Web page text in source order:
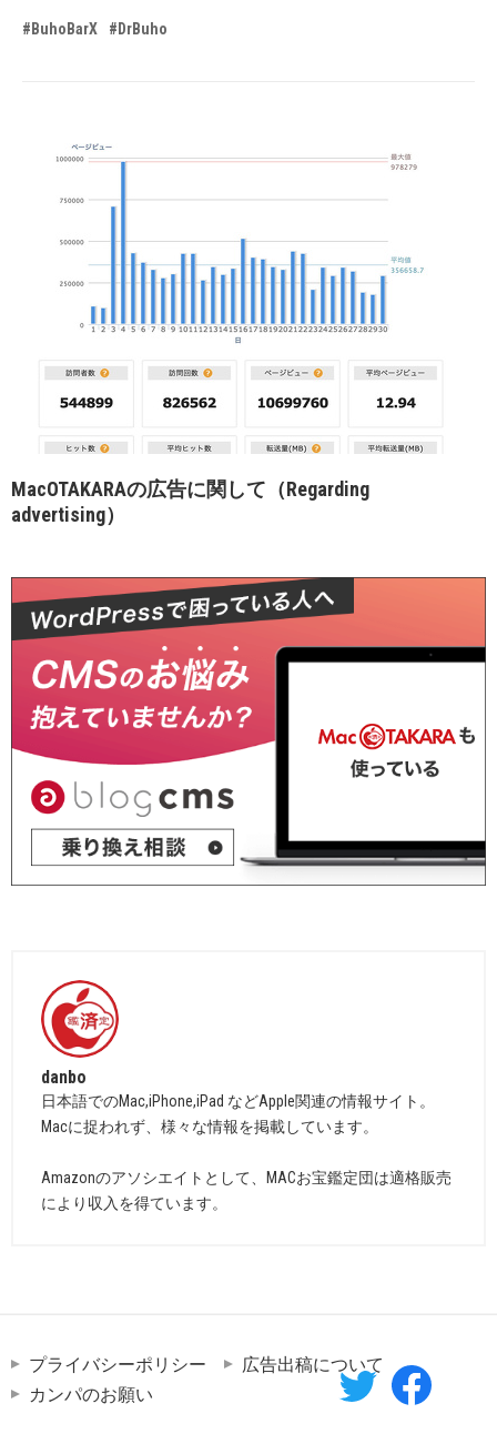
#BuhoBarX #DrBuho
MacOTAKARAの広告に関して（Regarding
advertising）
danbo
日本語でのMac,iPhone,iPad などApple関連の情報サイト。
Macに捉われず、様々な情報を掲載しています。
Amazonのアソシエイトとして、MACお宝鑑定団は適格販売
により収入を得ています。
プライバシーポリシー
広告出稿について
カンパのお願い